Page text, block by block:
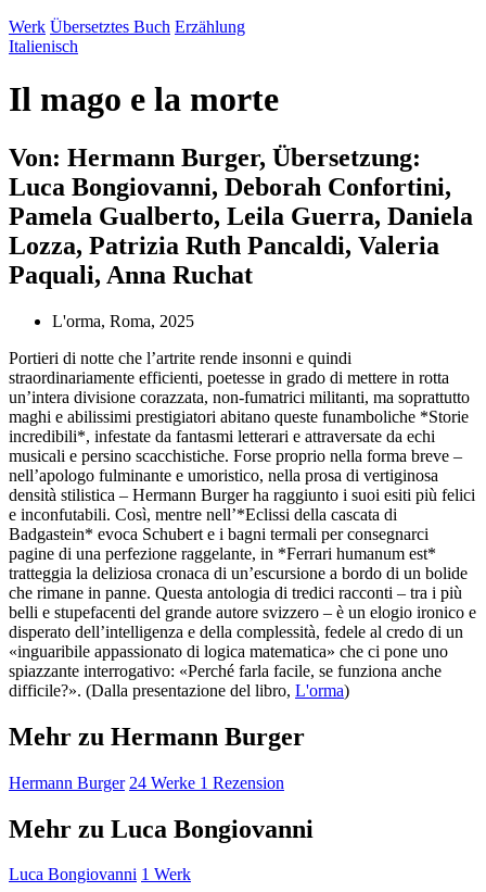
Werk Übersetztes Buch Erzählung
Italienisch
Il mago e la morte
Von: Hermann Burger, Übersetzung:
Luca Bongiovanni, Deborah Confortini,
Pamela Gualberto, Leila Guerra, Daniela
Lozza, Patrizia Ruth Pancaldi, Valeria
Paquali, Anna Ruchat
L'orma, Roma, 2025
Portieri di notte che l’artrite rende insonni e quindi
straordinariamente efficienti, poetesse in grado di mettere in rotta
un’intera divisione corazzata, non-fumatrici militanti, ma soprattutto
maghi e abilissimi prestigiatori abitano queste funamboliche *Storie
incredibili*, infestate da fantasmi letterari e attraversate da echi
musicali e persino scacchistiche. Forse proprio nella forma breve –
nell’apologo fulminante e umoristico, nella prosa di vertiginosa
densità stilistica – Hermann Burger ha raggiunto i suoi esiti più felici
e inconfutabili. Così, mentre nell’*Eclissi della cascata di
Badgastein* evoca Schubert e i bagni termali per consegnarci
pagine di una perfezione raggelante, in *Ferrari humanum est*
tratteggia la deliziosa cronaca di un’escursione a bordo di un bolide
che rimane in panne. Questa antologia di tredici racconti – tra i più
belli e stupefacenti del grande autore svizzero – è un elogio ironico e
disperato dell’intelligenza e della complessità, fedele al credo di un
«inguaribile appassionato di logica matematica» che ci pone uno
spiazzante interrogativo: «Perché farla facile, se funziona anche
difficile?». (Dalla presentazione del libro, L'orma)
Mehr zu Hermann Burger
Hermann Burger 24 Werke 1 Rezension
Mehr zu Luca Bongiovanni
Luca Bongiovanni 1 Werk